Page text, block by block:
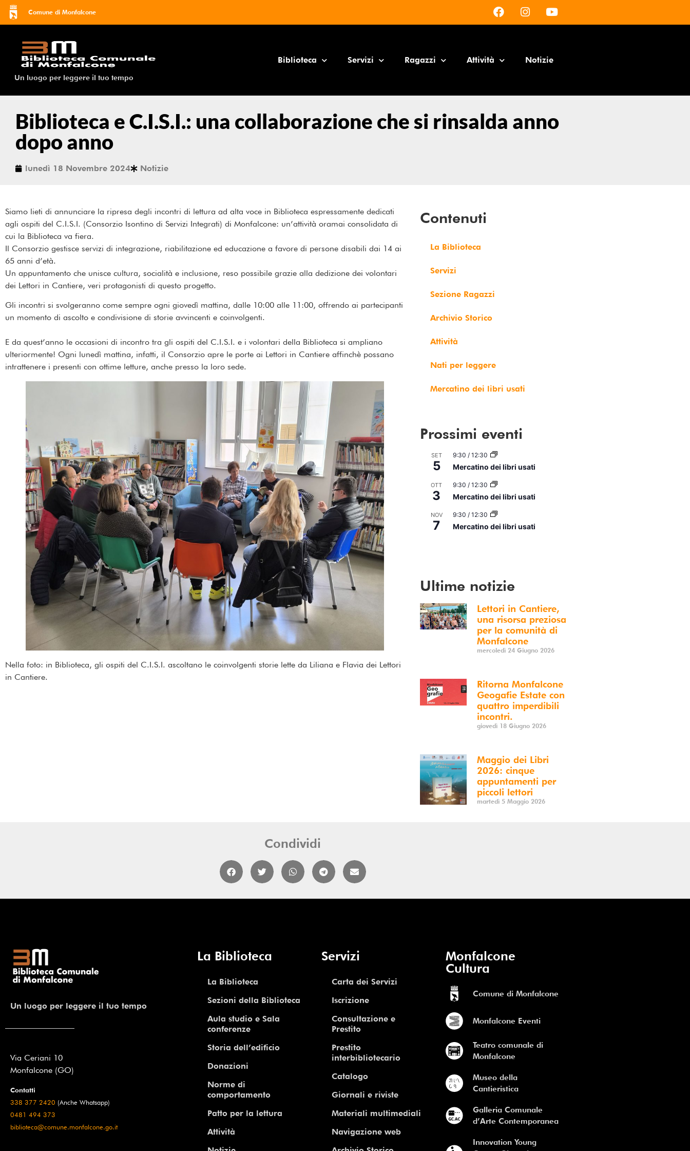
Comune di Monfalcone
Un luogo per leggere il tuo tempo
Biblioteca Servizi Ragazzi Attività Notizie
Biblioteca e C.I.S.I.: una collaborazione che si rinsalda anno
dopo anno
lunedì 18 Novembre 2024 Notizie
Siamo lieti di annunciare la ripresa degli incontri di lettura ad alta voce in Biblioteca espressamente dedicati
agli ospiti del C.I.S.I. (Consorzio Isontino di Servizi Integrati) di Monfalcone: un’attività oramai consolidata di
cui la Biblioteca va fiera.
Il Consorzio gestisce servizi di integrazione, riabilitazione ed educazione a favore di persone disabili dai 14 ai
65 anni d’età.
Un appuntamento che unisce cultura, socialità e inclusione, reso possibile grazie alla dedizione dei volontari
dei Lettori in Cantiere, veri protagonisti di questo progetto.
Gli incontri si svolgeranno come sempre ogni giovedì mattina, dalle 10:00 alle 11:00, offrendo ai partecipanti
un momento di ascolto e condivisione di storie avvincenti e coinvolgenti.
E da quest’anno le occasioni di incontro tra gli ospiti del C.I.S.I. e i volontari della Biblioteca si ampliano
ulteriormente! Ogni lunedì mattina, infatti, il Consorzio apre le porte ai Lettori in Cantiere affinchè possano
intrattenere i presenti con ottime letture, anche presso la loro sede.
Nella foto: in Biblioteca, gli ospiti del C.I.S.I. ascoltano le coinvolgenti storie lette da Liliana e Flavia dei Lettori
in Cantiere.
Contenuti
La Biblioteca
Servizi
Sezione Ragazzi
Archivio Storico
Attività
Nati per leggere
Mercatino dei libri usati
Prossimi eventi
SET
5
9:30 / 12:30
Mercatino dei libri usati
OTT
3
9:30 / 12:30
Mercatino dei libri usati
NOV
7
9:30 / 12:30
Mercatino dei libri usati
Ultime notizie
Lettori in Cantiere,
una risorsa preziosa
per la comunità di
Monfalcone
mercoledì 24 Giugno 2026
Ritorna Monfalcone
Geogafie Estate con
quattro imperdibili
incontri.
giovedì 18 Giugno 2026
Maggio dei Libri
2026: cinque
appuntamenti per
piccoli lettori
martedì 5 Maggio 2026
Condividi
Un luogo per leggere il tuo tempo
Via Ceriani 10
Monfalcone (GO)
Contatti
338 377 2420 (Anche Whatsapp)
0481 494 373
biblioteca@comune.monfalcone.go.it
La Biblioteca
La Biblioteca
Sezioni della Biblioteca
Aula studio e Sala
conferenze
Storia dell’edificio
Donazioni
Norme di
comportamento
Patto per la lettura
Attività
Servizi
Carta dei Servizi
Iscrizione
Consultazione e
Prestito
Prestito
interbibliotecario
Catalogo
Giornali e riviste
Materiali multimediali
Navigazione web
Monfalcone
Cultura
Comune di Monfalcone
Monfalcone Eventi
Teatro comunale di
Monfalcone
Museo della
Cantieristica
Galleria Comunale
d’Arte Contemporanea
Innovation Young